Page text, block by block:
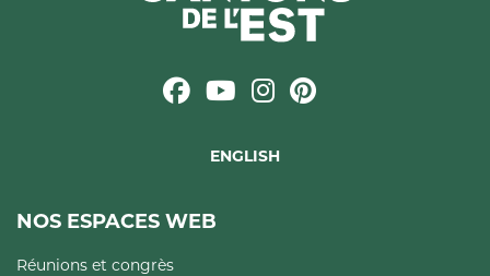
ENGLISH
NOS ESPACES WEB
Réunions et congrès